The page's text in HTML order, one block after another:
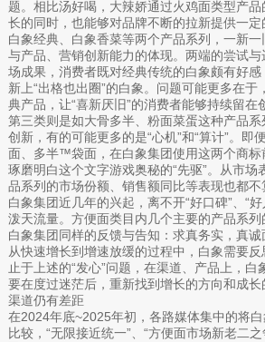
题。相比汤好喝，大辣娇通过火鸡面类型产
长的同时，也能够对品牌不断的拉新提供一定
白象经典、白象香菜等两个产品系列，一新
与产品、营销创新能力的体现。两端的尝试
场成果，消费者既对经典传统的白象颇有好感
新上“出格也出圈”的白象。问题可能更多在
典产品，让“喜新厌旧”的消费者能够持续留在
第三类则是如大骨多半、粉面菜蛋这种产品
创新，有的可能更多的是“心机”和“算计”。即
面、多半™袋面，在白象集团使用这两个商标
琢磨明白这个文字游戏奥秘的“先驱”。从市场
品系列的市场份额、销售额同比等表现也都不
白象集团近几年的兴起，离不开“好口碑”、“好
泼天流量。方便面类目内几个主要的产品系
白象集团同样的反馈与告知：求真务实，真诚
从快速增长到增速放缓的过程中，白象需要
止于上述的“发心”问题，在渠道、产品上，
要在度过迷茫后，重新找到增长的方向和成长
渠道仍有差距
在2024年底~2025年初，各路媒体集中的将
比较，“无限接近统一”、“方便面市场新老二之